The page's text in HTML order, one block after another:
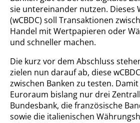
sie untereinander nutzen. Dieses
(wCBDC) soll Transaktionen
Handel mit Wertpapieren oder
und schneller machen.
Die kurz vor dem Abschluss
zielen nun darauf ab, diese
zwischen Banken zu testen.
Euroraum bislang nur drei
Bundesbank, die französische
sowie die italienischen